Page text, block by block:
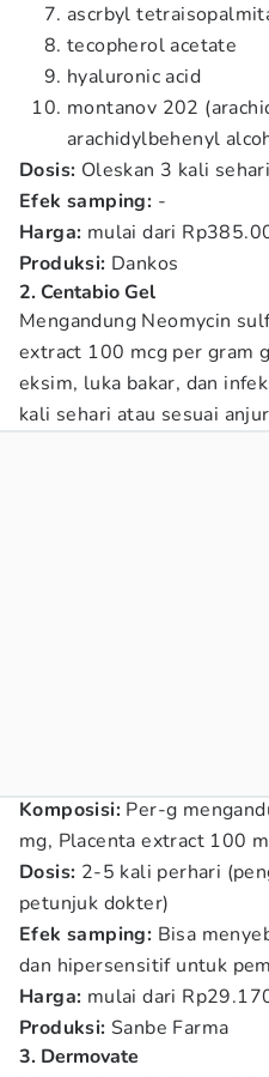
ascrbyl
tecopherol acetate
hyaluronic acid
montanov 202
arachidylbehenyl
Dosis: Oleskan 3 kali sehari
Efek samping: -
Harga: mulai dari
Produksi: Dankos
2. Centabio Gel
Mengandung Neomycin
extract 100 mcg per gram
eksim, luka bakar, dan
kali sehari atau sesuai
Komposisi: Per-g
mg, Placenta extract 100
Dosis: 2-5 kali perhari
petunjuk dokter)
Efek samping: Bisa
dan hipersensitif untuk
Harga: mulai dari
Produksi: Sanbe Farma
3. Dermovate